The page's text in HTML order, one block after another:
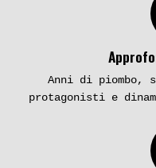
Anni di piombo,
protagonisti e